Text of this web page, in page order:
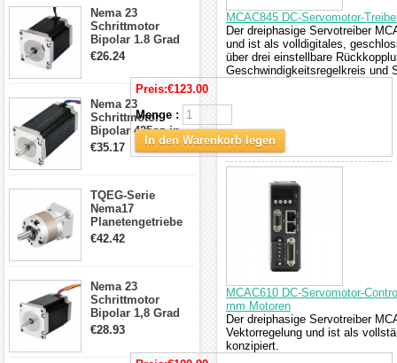
Nema 23
Schrittmotor
Bipolar 1.8 Grad
1.9Nm 3A 3.36V 4
Schrittmotor DIY
CNC Fräse
€26.24
Nema 23
Schrittmotor
Bipolar 425oz.in
4.2A 57x57x114mm
4 Draht Hybrid
€35.17
TQEG-Serie
Nema17
Planetengetriebe
5:1 Spiel 15Arc-
€42.42
Nema 23
Schrittmotor
Bipolar 1,8 Grad
2,83Nm 4 A 2,26V
Schrittmotor mit 8
€28.93
MCAC845 DC-Servomotor-
Der dreiphasige Servotreiber
und ist als volldigitales,
über drei einstellbare
Geschwindigkeitsregelkreis und
Preis:€123.00
Menge :
In den Warenkorb legen
MCAC610 DC-Servomotor-
mm Motoren
Der dreiphasige Servotreiber
Vektorregelung und ist als
konzipiert.